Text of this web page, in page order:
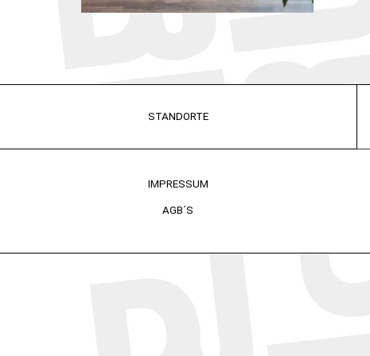
STANDORTE
IMPRESSUM
AGB´S